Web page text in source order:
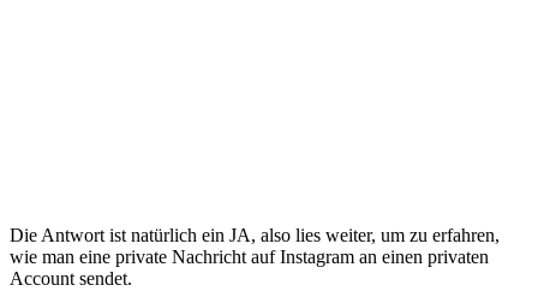
Die Antwort ist natürlich ein JA, also lies weiter, um zu erfahren,
wie man eine private Nachricht auf Instagram an einen privaten
Account sendet.